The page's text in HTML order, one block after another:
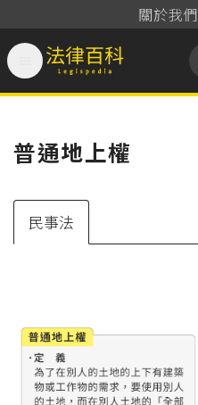
關於我們
法律百科 Legispedia
普通地上權
民事法